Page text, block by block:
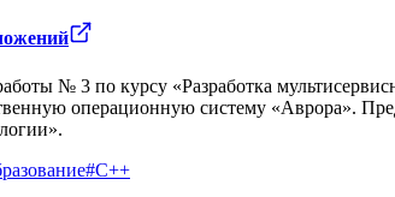
№ 3 по курсу «Разработка
операционную систему «Аврора».
#C++